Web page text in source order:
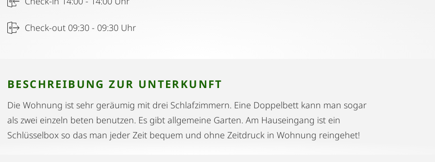
Check-out 09:30 - 09:30 Uhr
BESCHREIBUNG ZUR UNTERKUNFT
Die Wohnung ist sehr geräumig mit drei Schlafzimmern. Eine Doppelbett kann man sogar
als zwei einzeln beten benutzen. Es gibt allgemeine Garten. Am Hauseingang ist ein
Schlüsselbox so das man jeder Zeit bequem und ohne Zeitdruck in Wohnung reingehet!